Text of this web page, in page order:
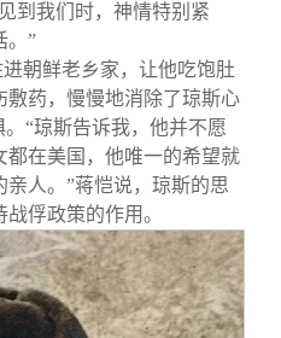
到我们时，神情特别紧
。”
朝鲜老乡家，让他吃饱肚
药，慢慢地消除了琼斯心
“琼斯告诉我，他并不愿
都在美国，他唯一的希望就
人。”蒋恺说，琼斯的思
俘政策的作用。